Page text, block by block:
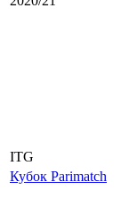
ITG
Кубок Parimatch